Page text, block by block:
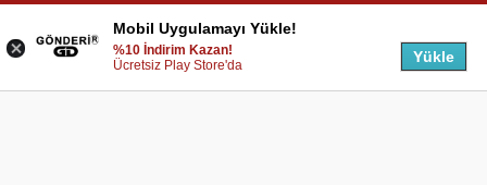
Mobil Uygulamayı Yükle!
%10 İndirim Kazan!
Ücretsiz Play Store'da
Yükle